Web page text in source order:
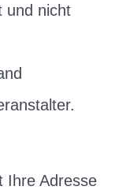
und nicht
Ihre Adresse